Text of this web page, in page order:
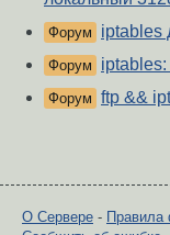
Форум iptables
Форум
Форум ftp &&
О Сервере -